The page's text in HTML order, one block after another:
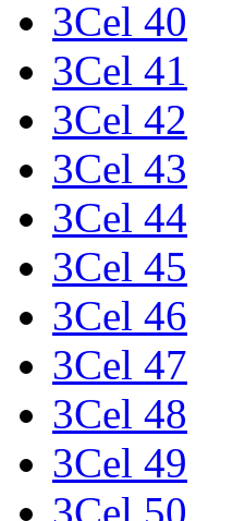
3Cel 40
3Cel 41
3Cel 42
3Cel 43
3Cel 44
3Cel 45
3Cel 46
3Cel 47
3Cel 48
3Cel 49
3Cel 50